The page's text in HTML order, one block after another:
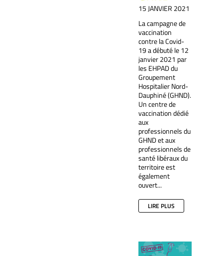
15 JANVIER 2021
La campagne de
vaccination
contre la Covid-
19 a débuté le 12
janvier 2021 par
les EHPAD du
Groupement
Hospitalier Nord-
Dauphiné (GHND).
Un centre de
vaccination dédié
aux
professionnels du
GHND et aux
professionnels de
santé libéraux du
territoire est
également
ouvert...
LIRE PLUS